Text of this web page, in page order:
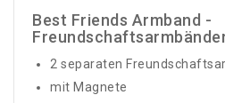
Best Friends Armband -
2 separaten
mit Magnete